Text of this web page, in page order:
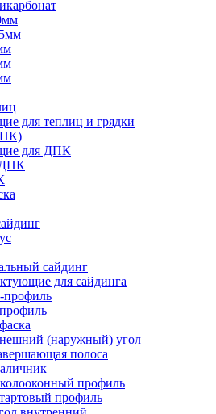
для теплиц и грядки
для ДПК
ДПК
сайдинг
для сайдинга
профиль
(наружный) угол
полоса
профиль
профиль